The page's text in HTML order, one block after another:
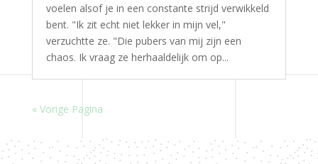
voelen alsof je in een constante strijd verwikkeld
bent. "Ik zit echt niet lekker in mijn vel,"
verzuchtte ze. "Die pubers van mij zijn een
chaos. Ik vraag ze herhaaldelijk om op...
« Vorige Pagina